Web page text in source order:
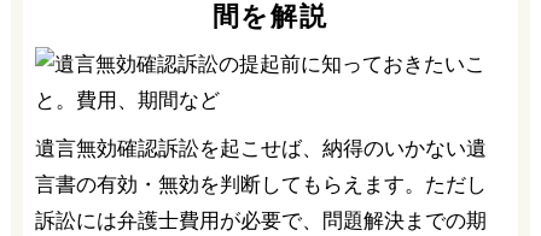
間を解説
遺言無効確認訴訟を起こせば、納得のいかない遺
言書の有効・無効を判断してもらえます。ただし
訴訟には弁護士費用が必要で、問題解決までの期